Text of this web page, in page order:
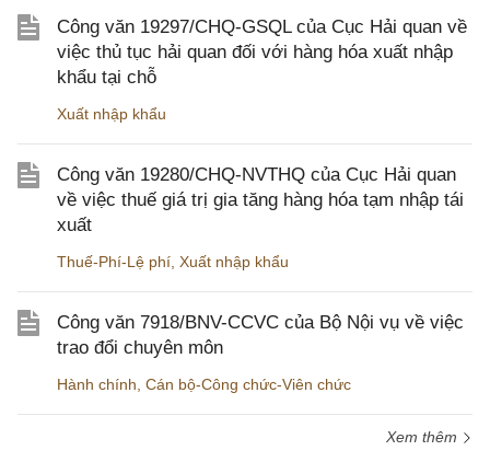
Công văn 19297/CHQ-GSQL của Cục Hải quan về
việc thủ tục hải quan đối với hàng hóa xuất nhập
khẩu tại chỗ
Xuất nhập khẩu
Công văn 19280/CHQ-NVTHQ của Cục Hải quan
về việc thuế giá trị gia tăng hàng hóa tạm nhập tái
xuất
Thuế-Phí-Lệ phí Xuất nhập khẩu
Công văn 7918/BNV-CCVC của Bộ Nội vụ về việc
trao đổi chuyên môn
Hành chính Cán bộ-Công chức-Viên chức
Xem thêm